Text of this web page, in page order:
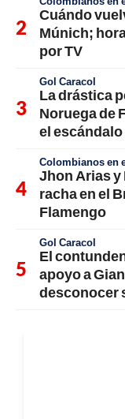
Cuándo
Múnich;
por TV
Gol Caracol
La drástica
Noruega de
el escándalo
Colombianos en
Jhon Arias y
racha en el
Flamengo
Gol Caracol
El
apoyo a
desconocer